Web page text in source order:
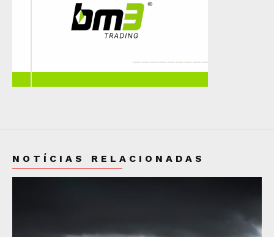
NOTÍCIAS RELACIONADAS